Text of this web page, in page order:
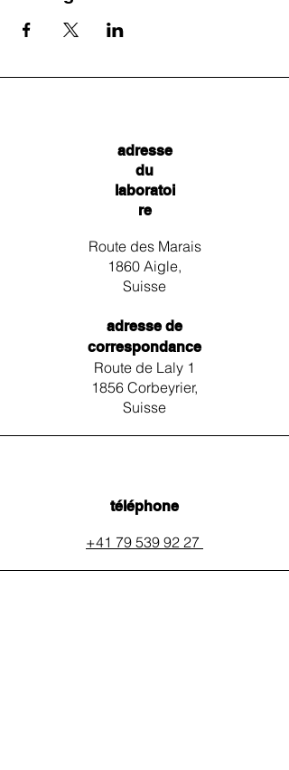
adresse
du
laboratoi
re
Route des Marais
1860 Aigle,
Suisse
adresse de
correspondance
Route de Laly 1
1856 Corbeyrier,
Suisse
téléphone
+41 79 539 92 27